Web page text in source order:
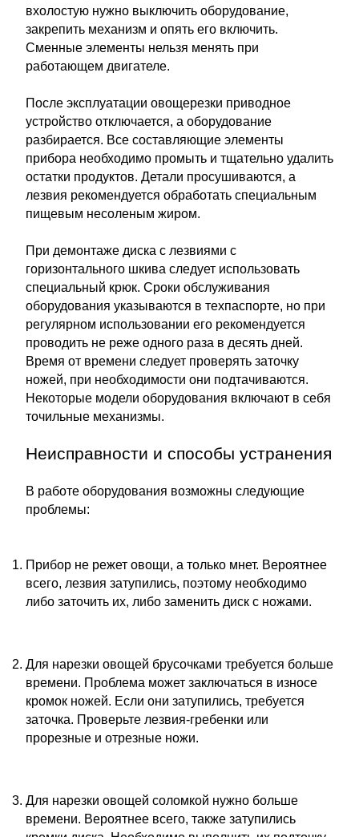
вхолостую нужно выключить оборудование,
закрепить механизм и опять его включить.
Сменные элементы нельзя менять при
работающем двигателе.
После эксплуатации овощерезки приводное
устройство отключается, а оборудование
разбирается. Все составляющие элементы
прибора необходимо промыть и тщательно удалить
остатки продуктов. Детали просушиваются, а
лезвия рекомендуется обработать специальным
пищевым несоленым жиром.
При демонтаже диска с лезвиями с
горизонтального шкива следует использовать
специальный крюк. Сроки обслуживания
оборудования указываются в техпаспорте, но при
регулярном использовании его рекомендуется
проводить не реже одного раза в десять дней.
Время от времени следует проверять заточку
ножей, при необходимости они подтачиваются.
Некоторые модели оборудования включают в себя
точильные механизмы.
Неисправности и способы устранения
В работе оборудования возможны следующие
проблемы:
Прибор не режет овощи, а только мнет. Вероятнее
всего, лезвия затупились, поэтому необходимо
либо заточить их, либо заменить диск с ножами.
Для нарезки овощей брусочками требуется больше
времени. Проблема может заключаться в износе
кромок ножей. Если они затупились, требуется
заточка. Проверьте лезвия-гребенки или
прорезные и отрезные ножи.
Для нарезки овощей соломкой нужно больше
времени. Вероятнее всего, также затупились